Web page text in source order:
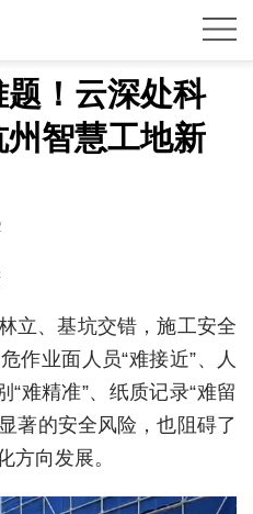
！云深处科
智慧工地新
立、基坑交错，施工安全
作业面人员“难接近”、人
“难精准”、纸质记录“难留
著的安全风险，也阻碍了
方向发展。